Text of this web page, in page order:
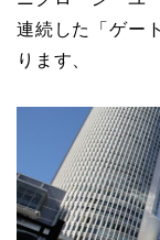
連続した「ゲー
ります、